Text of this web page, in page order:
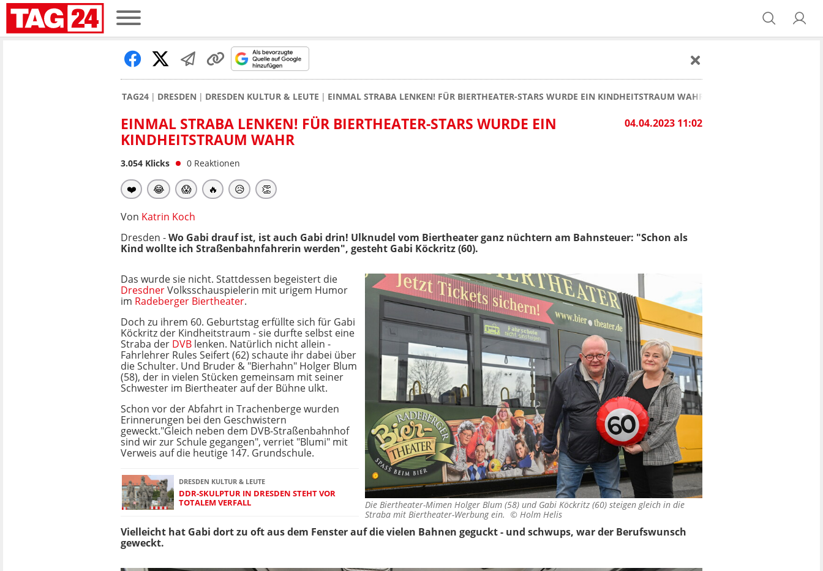
TAG24 DRESDEN DRESDEN KULTUR & LEUTE EINMAL STRABA LENKEN! FÜR BIERTHEATER-STARS WURDE EIN KINDHEITSTRAUM WAHR
04.04.2023 11:02
EINMAL STRABA LENKEN! FÜR BIERTHEATER-STARS WURDE EIN
KINDHEITSTRAUM WAHR
3.054 Klicks 0 Reaktionen
❤️ 😂 😱 🔥 😥 👏
Von Katrin Koch
Dresden -Wo Gabi drauf ist, ist auch Gabi drin! Ulknudel vom Biertheater ganz nüchtern am Bahnsteuer: "Schon als
Kind wollte ich Straßenbahnfahrerin werden", gesteht Gabi Köckritz (60).
Die Biertheater-Mimen Holger Blum (58) und Gabi Köckritz (60) steigen gleich in die
Straba mit Biertheater-Werbung ein. © Holm Helis
Das wurde sie nicht. Stattdessen begeistert die
DresdnerVolksschauspielerin mit urigem Humor
im Radeberger Biertheater.
Doch zu ihrem 60. Geburtstag erfüllte sich für Gabi
Köckritz der Kindheitstraum - sie durfte selbst eine
Straba der DVB lenken. Natürlich nicht allein -
Fahrlehrer Rules Seifert (62) schaute ihr dabei über
die Schulter. Und Bruder & "Bierhahn" Holger Blum
(58), der in vielen Stücken gemeinsam mit seiner
Schwester im Biertheater auf der Bühne ulkt.
Schon vor der Abfahrt in Trachenberge wurden
Erinnerungen bei den Geschwistern
geweckt."Gleich neben dem DVB-Straßenbahnhof
sind wir zur Schule gegangen", verriet "Blumi" mit
Verweis auf die heutige 147. Grundschule.
DRESDEN KULTUR & LEUTE
DDR-SKULPTUR IN DRESDEN STEHT VOR
TOTALEM VERFALL
Vielleicht hat Gabi dort zu oft aus dem Fenster auf die vielen Bahnen geguckt - und schwups, war der Berufswunsch
geweckt.